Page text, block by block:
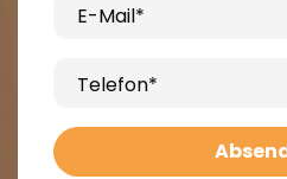
E-Mail*
Telefon*